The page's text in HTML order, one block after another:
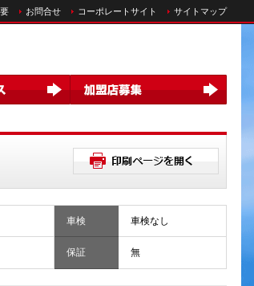
お問合せ コーポレートサイト サイトマップ
車検 車検なし
保証 無